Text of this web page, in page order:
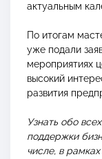
актуальным
По итогам
уже подали
мероприятиях
высокий
развития
Узнать обо
поддержки
числе, в